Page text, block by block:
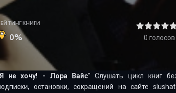
КНИГИ
0% 0 голосов
Я не хочу! - Лора Вайс" Слушать цикл книг
остановки, сокращений на сайте